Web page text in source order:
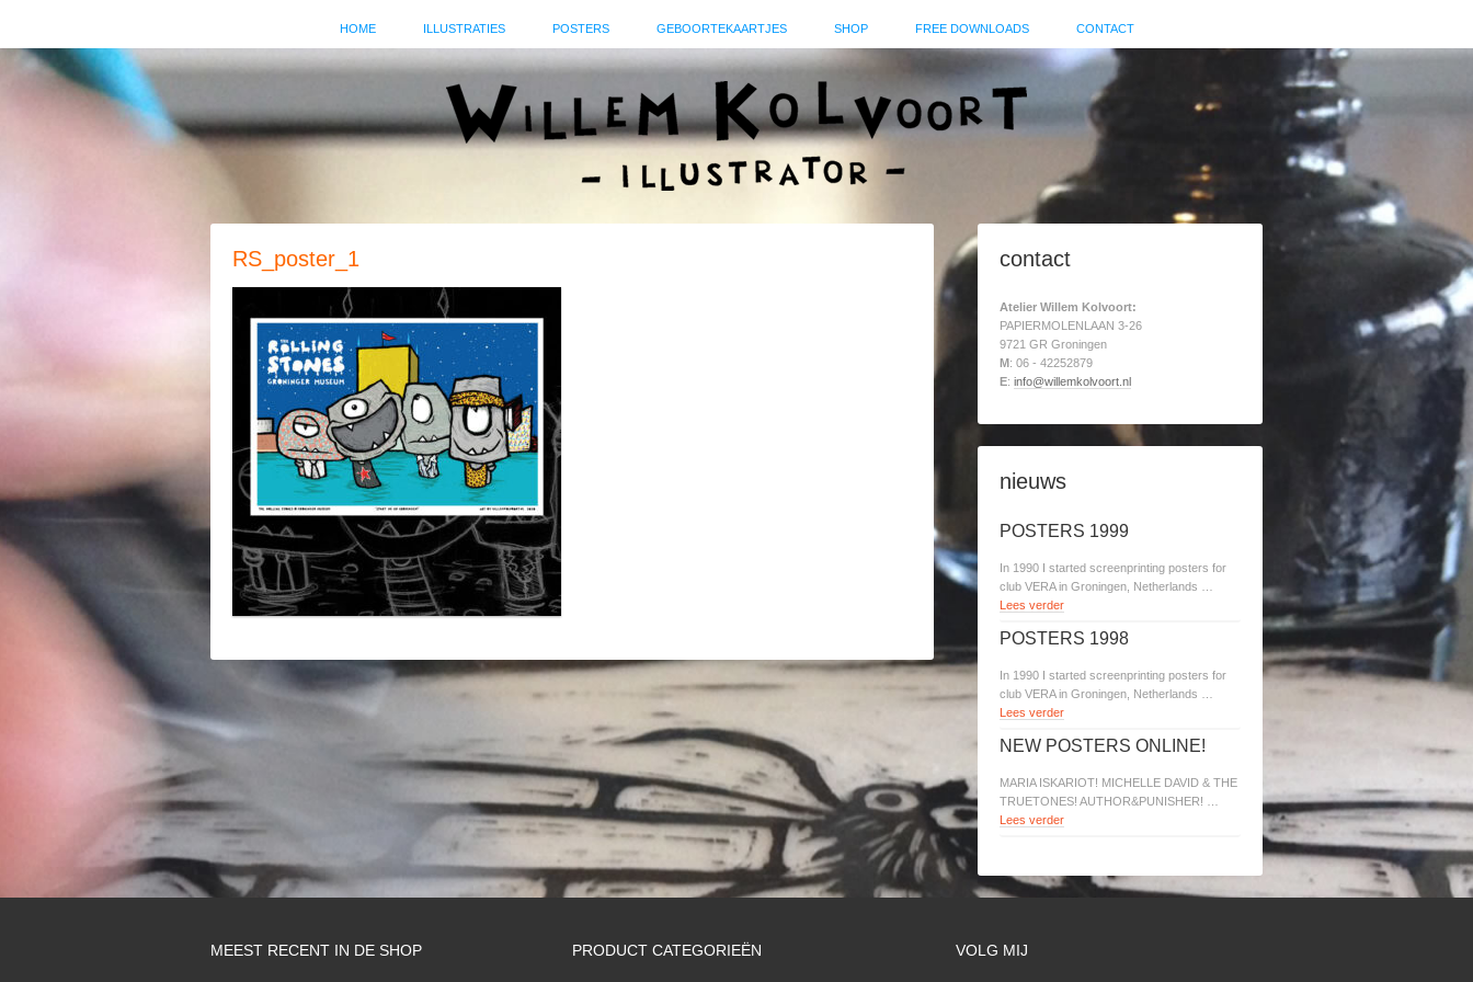
HOME ILLUSTRATIES POSTERS GEBOORTEKAARTJES SHOP FREE DOWNLOADS CONTACT
RS_poster_1 contact
Atelier Willem Kolvoort:
PAPIERMOLENLAAN 3-26
9721 GR Groningen
M: 06 - 42252879
E: info@willemkolvoort.nl
nieuws
POSTERS 1999
In 1990 I started screenprinting posters for
club VERA in Groningen, Netherlands …
Lees verder
POSTERS 1998
In 1990 I started screenprinting posters for
club VERA in Groningen, Netherlands …
Lees verder
NEW POSTERS ONLINE!
MARIA ISKARIOT! MICHELLE DAVID & THE
TRUETONES! AUTHOR&PUNISHER! …
Lees verder
MEEST RECENT IN DE SHOP PRODUCT CATEGORIEËN VOLG MIJ